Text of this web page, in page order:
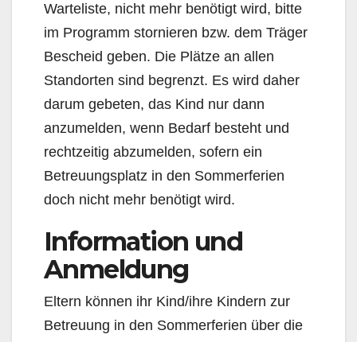
Warteliste, nicht mehr benötigt wird, bitte
im Programm stornieren bzw. dem Träger
Bescheid geben. Die Plätze an allen
Standorten sind begrenzt. Es wird daher
darum gebeten, das Kind nur dann
anzumelden, wenn Bedarf besteht und
rechtzeitig abzumelden, sofern ein
Betreuungsplatz in den Sommerferien
doch nicht mehr benötigt wird.
Information und
Anmeldung
Eltern können ihr Kind/ihre Kindern zur
Betreuung in den Sommerferien über die